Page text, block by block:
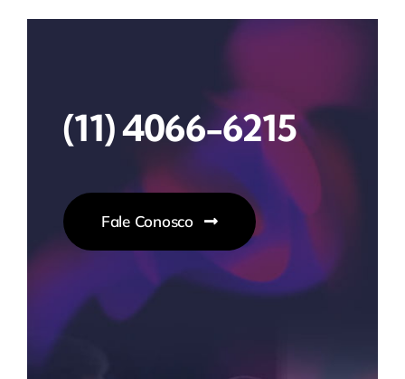
(11) 4066-6215
Fale Conosco